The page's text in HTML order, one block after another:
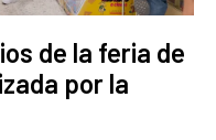
de la feria de
por la